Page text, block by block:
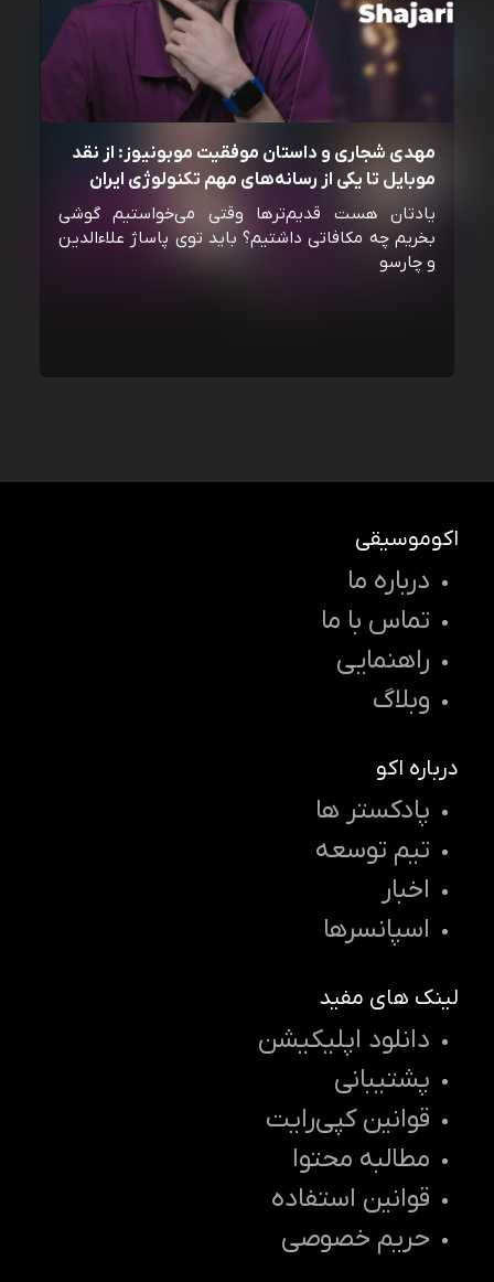
مهدی شجاری و داستان موفقیت موبونیوز: از نقد
موبایل تا یکی از رسانه‌‌های مهم تکنولوژی ایران
یادتان هست قدیم‌ترها وقتی می‌خواستیم گوشی
بخریم چه مکافاتی داشتیم؟ باید توی پاساژ علاءالدین
و چارسو
اکوموسیقی
درباره ما
تماس با ما
راهنمایی
وبلاگ
درباره اکو
پادکستر ها
تیم توسعه
اخبار
اسپانسرها
لینک های مفید
دانلود اپلیکیشن
پشتیبانی
قوانین کپی‌رایت
مطالبه محتوا
قوانین استفاده
حریم خصوصی